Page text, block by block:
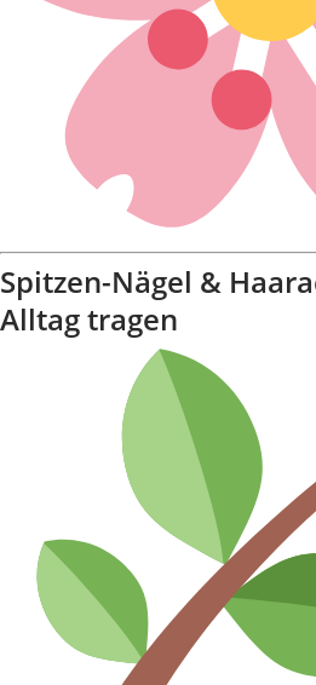
Spitzen-Nägel &
Alltag tragen